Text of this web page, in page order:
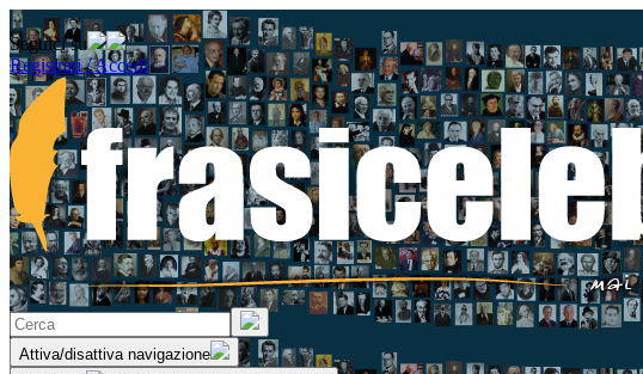
Seguici su
Registrati / Accedi
Attiva/disattiva navigazione